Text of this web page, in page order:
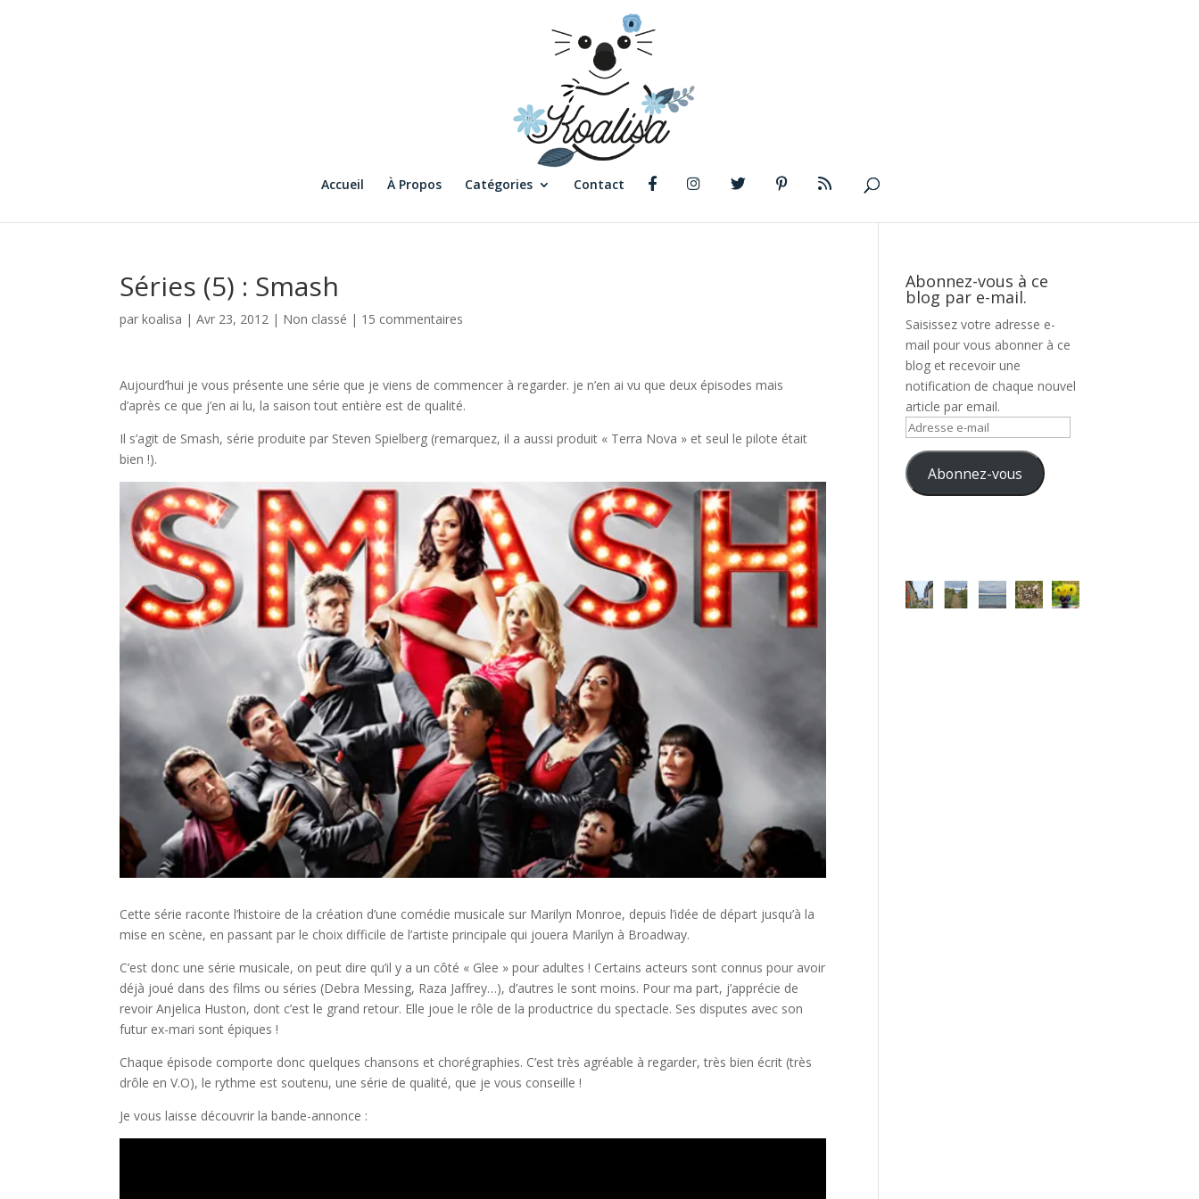
Accueil À Propos Catégories Contact
Séries (5) : Smash
parkoalisa |Avr 23, 2012 | Non classé | 15 commentaires
Aujourd’hui je vous présente une série que je viens de commencer à regarder. je n’en ai vu que deux épisodes mais
d’après ce que j’en ai lu, la saison tout entière est de qualité.
Il s’agit de Smash, série produite par Steven Spielberg (remarquez, il a aussi produit « Terra Nova » et seul le pilote était
bien !).
Cette série raconte l’histoire de la création d’une comédie musicale sur Marilyn Monroe, depuis l’idée de départ jusqu’à la
mise en scène, en passant par le choix difficile de l’artiste principale qui jouera Marilyn à Broadway.
C’est donc une série musicale, on peut dire qu’il y a un côté « Glee » pour adultes ! Certains acteurs sont connus pour avoir
déjà joué dans des films ou séries (Debra Messing, Raza Jaffrey…), d’autres le sont moins. Pour ma part, j’apprécie de
revoir Anjelica Huston, dont c’est le grand retour. Elle joue le rôle de la productrice du spectacle. Ses disputes avec son
futur ex-mari sont épiques !
Chaque épisode comporte donc quelques chansons et chorégraphies. C’est très agréable à regarder, très bien écrit (très
drôle en V.O), le rythme est soutenu, une série de qualité, que je vous conseille !
Je vous laisse découvrir la bande-annonce :
Abonnez-vous à ce
blog par e-mail.
Saisissez votre adresse e-
mail pour vous abonner à ce
blog et recevoir une
notification de chaque nouvel
article par email.
Adresse
mail Abonnez-vous